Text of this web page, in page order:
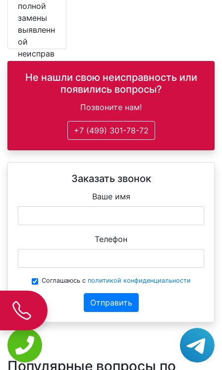
полной
замены
выявленн
ой
неисправ
детали.
Не нашли свою неисправность или
появились вопросы?
Позвоните нам!
+7 (499) 301-78-72
Заказать звонок
Ваше имя
Телефон
Соглашаюсь с политикой конфиденциальности
Отправить
Популярные вопросы по